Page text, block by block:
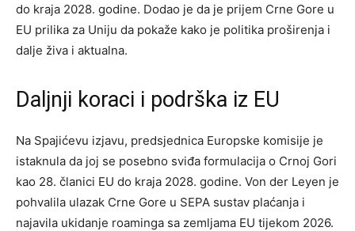
do kraja 2028. godine. Dodao je da je prijem Crne Gore u
EU prilika za Uniju da pokaže kako je politika proširenja i
dalje živa i aktualna.
Daljnji koraci i podrška iz EU
Na Spajićevu izjavu, predsjednica Europske komisije je
istaknula da joj se posebno sviđa formulacija o Crnoj Gori
kao 28. članici EU do kraja 2028. godine. Von der Leyen je
pohvalila ulazak Crne Gore u SEPA sustav plaćanja i
najavila ukidanje roaminga sa zemljama EU tijekom 2026.